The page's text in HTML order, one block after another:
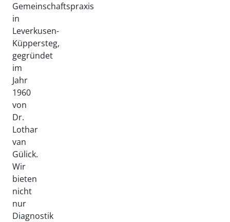
Gemeinschaftspraxis
in
Leverkusen-
Küppersteg,
gegründet
im
Jahr
1960
von
Dr.
Lothar
van
Gülick.
Wir
bieten
nicht
nur
Diagnostik